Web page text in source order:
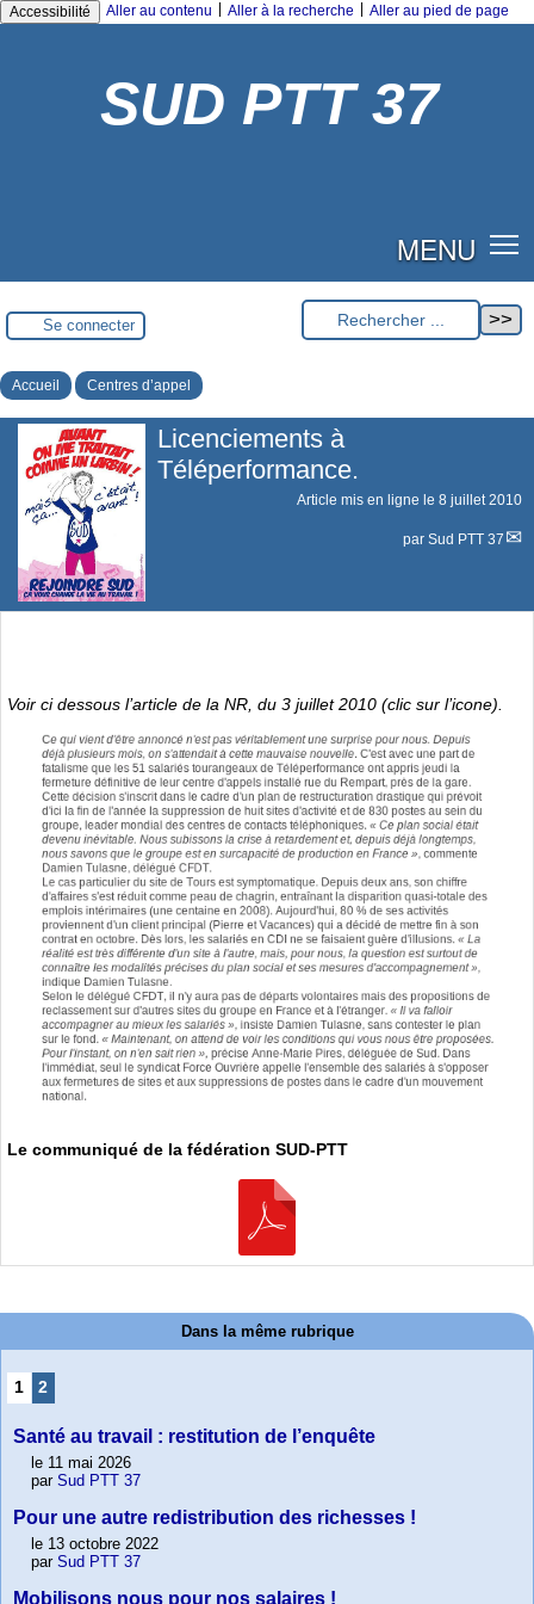
Accessibilité Aller au contenu Aller à la recherche Aller au pied de page
SUD PTT 37
MENU
Se connecter
Accueil Centres d’appel
Licenciements à
Téléperformance.
Article mis en ligne le 8 juillet 2010
par Sud PTT 37
Voir ci dessous l’article de la NR, du 3 juillet 2010 (clic sur l’icone).
Le communiqué de la fédération SUD-PTT
Dans la même rubrique
1 2
Santé au travail : restitution de l’enquête
le 11 mai 2026
par Sud PTT 37
Pour une autre redistribution des richesses !
le 13 octobre 2022
par Sud PTT 37
Mobilisons nous pour nos salaires !